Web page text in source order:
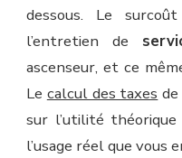
dessous. Le
l’entretien de
ascenseur, et ce
Le calcul des taxes
sur l’utilité
l’usage réel que vous